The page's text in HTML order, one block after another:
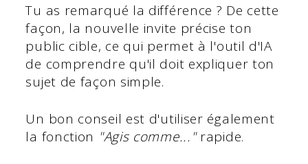
Tu as remarqué la différence ? De cette
façon, la nouvelle invite précise ton
public cible, ce qui permet à l'outil d'IA
de comprendre qu'il doit expliquer ton
sujet de façon simple.
Un bon conseil est d'utiliser également
la fonction "Agis comme..."rapide.